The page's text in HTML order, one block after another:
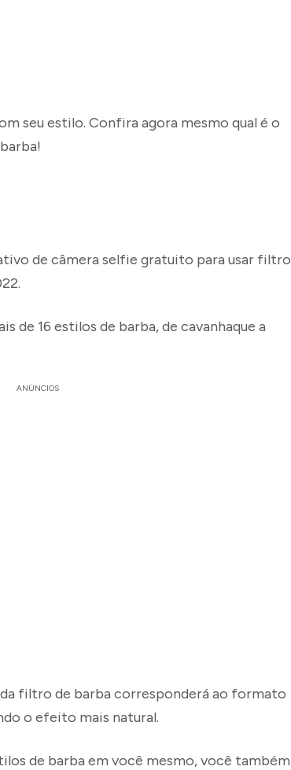
seu estilo. Confira agora mesmo qual é o
de câmera selfie gratuito para usar filtro
de 16 estilos de barba, de cavanhaque a
ANÚNCIOS
filtro de barba corresponderá ao formato
o efeito mais natural.
de barba em você mesmo, você também